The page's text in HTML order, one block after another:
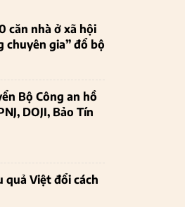
căn nhà ở xã hội
chuyên gia” đổ bộ
Bộ Công an hồ
DOJI, Bảo Tín
quả Việt đổi cách